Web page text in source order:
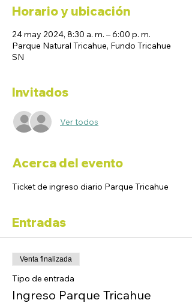
Horario y ubicación
24 may 2024, 8:30 a. m. – 6:00 p. m.
Parque Natural Tricahue, Fundo Tricahue
SN
Invitados
Ver todos
Acerca del evento
Ticket de ingreso diario Parque Tricahue
Entradas
Venta finalizada
Tipo de entrada
Ingreso Parque Tricahue